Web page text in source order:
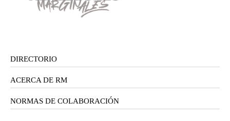
DIRECTORIO
ACERCA DE RM
NORMAS DE COLABORACIÓN